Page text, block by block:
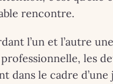
rencontre.
l’un et l’autre
les
dans le cadre d’une